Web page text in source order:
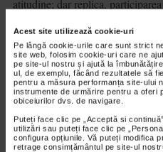
Acest site utilizează cookie-uri
Pe lângă cookie-urile care sunt strict
site web, folosim cookie-uri care ne
pe site-ul nostru și ajută la
ul, de exemplu, făcând rezultatele să
pentru a măsura performanța site-ului
instrumente de urmărire pentru a oferi
obiceiurilor dvs. de navigare.
Puteți face clic pe „Acceptă si
utilizări sau puteți face clic pe
configura opțiunile. Vă puteți modifica
retrage consimțământul pe site-ul
atitudine; dar replica,
In numele ei, toate mijloacele
pot exploda si rani, pot improsca
violenta printr-o edificare in
astfel, existenta in prezent. Daca
pamfletul isi amaneteaza
tot Arghezi, este un gen literar,
Incape in el actualitatea, atit cit